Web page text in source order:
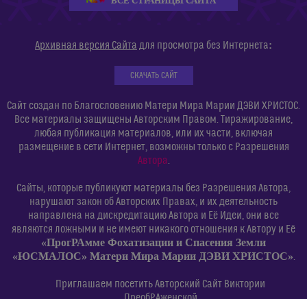
Архивная версия Сайта для просмотра без Интернета:
СКАЧАТЬ САЙТ
Сайт создан по Благословению Матери Мира Марии ДЭВИ ХРИСТОС.
Все материалы защищены Авторским Правом. Тиражирование,
любая публикация материалов, или их части, включая
размещение в сети Интернет, возможны только с Разрешения
Автора.
Сайты, которые публикуют материалы без Разрешения Автора,
нарушают закон об Авторских Правах, и их деятельность
направлена на дискредитацию Автора и Её Идеи, они все
являются ложными и не имеют никакого отношения к Автору и Её
«ПрогРАмме Фохатизации и Спасения Земли
«ЮСМАЛОС» Матери Мира Марии ДЭВИ ХРИСТОС».
Приглашаем посетить Авторский Сайт Виктории